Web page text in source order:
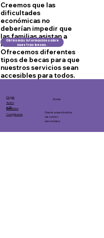
Creemos que las
dificultades
económicas no
deberían impedir que
las familias asistan a
nuestra escuela.
Ofrecemos diferentes
tipos de becas para que
nuestros servicios sean
accesibles para todos.
Obtén más información sobre
nuestras becas.
Hogar
Acerc
a de
Servicios
Complicarse
Donar
Únete a nuestra lista
de correo
electrónico